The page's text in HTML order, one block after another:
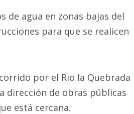
de agua en zonas bajas del
para que se realicen
por el Rio la Quebrada
dirección de obras públicas
está cercana.